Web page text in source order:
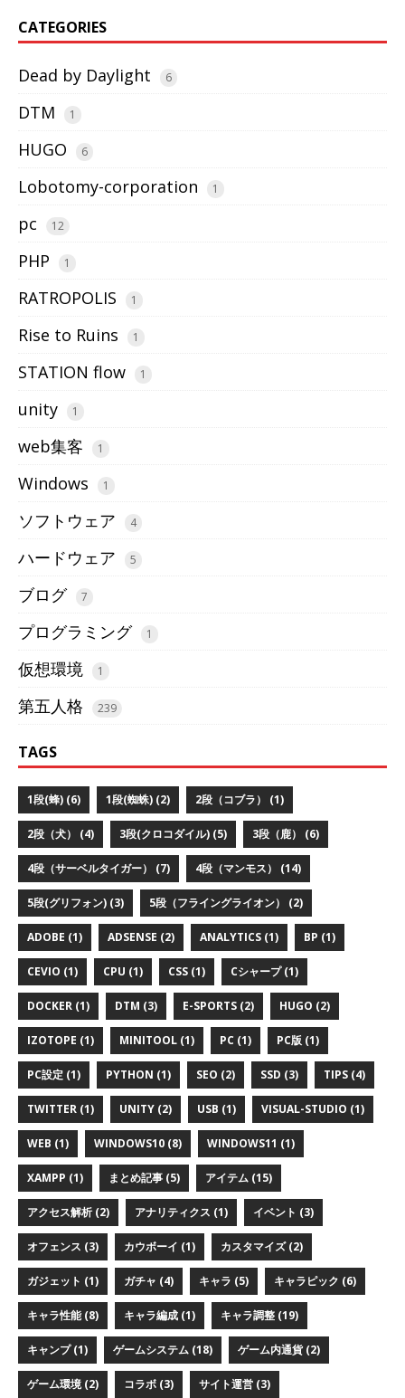
CATEGORIES
Dead by Daylight 6
DTM 1
HUGO 6
Lobotomy-corporation 1
pc 12
PHP 1
RATROPOLIS 1
Rise to Ruins 1
STATION flow 1
unity 1
web集客 1
Windows 1
ソフトウェア 4
ハードウェア 5
ブログ 7
プログラミング 1
仮想環境 1
第五人格 239
TAGS
1段(蜂) (6) 1段(蜘蛛) (2) 2段（コブラ） (1)
2段（犬） (4) 3段(クロコダイル) (5) 3段（鹿） (6)
4段（サーベルタイガー） (7) 4段（マンモス） (14)
5段(グリフォン) (3) 5段（フライングライオン） (2)
ADOBE (1) ADSENSE (2) ANALYTICS (1) BP (1)
CEVIO (1) CPU (1) CSS (1) Cシャープ (1)
DOCKER (1) DTM (3) E-SPORTS (2) HUGO (2)
IZOTOPE (1) MINITOOL (1) PC (1) PC版 (1)
PC設定 (1) PYTHON (1) SEO (2) SSD (3) TIPS (4)
TWITTER (1) UNITY (2) USB (1) VISUAL-STUDIO (1)
WEB (1) WINDOWS10 (8) WINDOWS11 (1)
XAMPP (1) まとめ記事 (5) アイテム (15)
アクセス解析 (2) アナリティクス (1) イベント (3)
オフェンス (3) カウボーイ (1) カスタマイズ (2)
ガジェット (1) ガチャ (4) キャラ (5) キャラピック (6)
キャラ性能 (8) キャラ編成 (1) キャラ調整 (19)
キャンプ (1) ゲームシステム (18) ゲーム内通貨 (2)
ゲーム環境 (2) コラボ (3) サイト運営 (3)